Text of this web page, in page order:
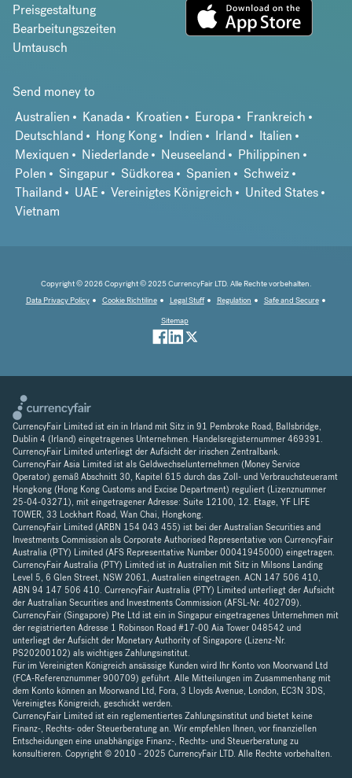
Preisgestaltung
Bearbeitungszeiten
Umtausch
Send money to
Australien
Kanada Kroatien Europa
Frankreich
Deutschland
Hong Kong Indien Irland
Italien
Mexiquen
Niederlande Neuseeland
Philippinen
Polen
Singapur Südkorea Spanien
Schweiz
Thailand
UAE Vereinigtes Königreich
United States
Vietnam
Copyright © 2026 Copyright © 2025 CurrencyFair LTD. Alle Rechte vorbehalten.
Data Privacy Policy
Cookie Richtiline Legal Stuff Regulation
Safe and Secure
Sitemap
CurrencyFair Limited ist ein in Irland mit Sitz in 91 Pembroke Road, Ballsbridge,
Dublin 4 (Irland) eingetragenes Unternehmen. Handelsregisternummer 469391.
CurrencyFair Limited unterliegt der Aufsicht der irischen Zentralbank.
CurrencyFair Asia Limited ist als Geldwechselunternehmen (Money Service
Operator) gemäß Abschnitt 30, Kapitel 615 durch das Zoll- und Verbrauchsteueramt
Hongkong (Hong Kong Customs and Excise Department) reguliert (Lizenznummer
25-04-03271), mit eingetragener Adresse: Suite 12100, 12. Etage, YF LIFE
TOWER, 33 Lockhart Road, Wan Chai, Hongkong.
CurrencyFair Limited (ARBN 154 043 455) ist bei der Australian Securities and
Investments Commission als Corporate Authorised Representative von CurrencyFair
Australia (PTY) Limited (AFS Representative Number 00041945000) eingetragen.
CurrencyFair Australia (PTY) Limited ist in Australien mit Sitz in Milsons Landing
Level 5, 6 Glen Street, NSW 2061, Australien eingetragen. ACN 147 506 410,
ABN 94 147 506 410. CurrencyFair Australia (PTY) Limited unterliegt der Aufsicht
der Australian Securities and Investments Commission (AFSL-Nr. 402709).
CurrencyFair (Singapore) Pte Ltd ist ein in Singapur eingetragenes Unternehmen mit
der registrierten Adresse 1 Robinson Road #17-00 Aia Tower 048542 und
unterliegt der Aufsicht der Monetary Authority of Singapore (Lizenz-Nr.
PS20200102) als wichtiges Zahlungsinstitut.
Für im Vereinigten Königreich ansässige Kunden wird Ihr Konto von Moorwand Ltd
(FCA-Referenznummer 900709) geführt. Alle Mitteilungen im Zusammenhang mit
dem Konto können an Moorwand Ltd, Fora, 3 Lloyds Avenue, London, EC3N 3DS,
Vereinigtes Königreich, geschickt werden.
CurrencyFair Limited ist ein reglementiertes Zahlungsinstitut und bietet keine
Finanz-, Rechts- oder Steuerberatung an. Wir empfehlen Ihnen, vor finanziellen
Entscheidungen eine unabhängige Finanz-, Rechts- und Steuerberatung zu
konsultieren. Copyright © 2010 - 2025 CurrencyFair LTD. Alle Rechte vorbehalten.